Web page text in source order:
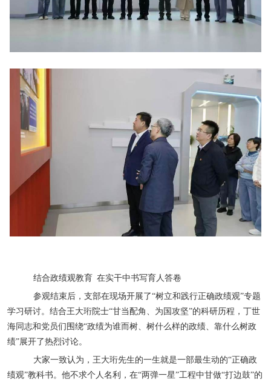
结合政绩观教育 在实干中书写育人答卷
参观结束后，支部在现场开展了“树立和践行正确政绩观”专题
学习研讨。结合王大珩院士“甘当配角、为国攻坚”的科研历程，丁世
海同志和党员们围绕“政绩为谁而树、树什么样的政绩、靠什么树政
绩”展开了热烈讨论。
大家一致认为，王大珩先生的一生就是一部最生动的“正确政
绩观”教科书。他不求个人名利，在“两弹一星”工程中甘做“打边鼓”的